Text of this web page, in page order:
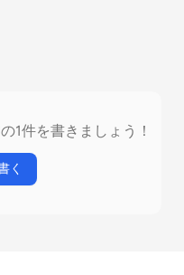
1件を書きましょう！
く